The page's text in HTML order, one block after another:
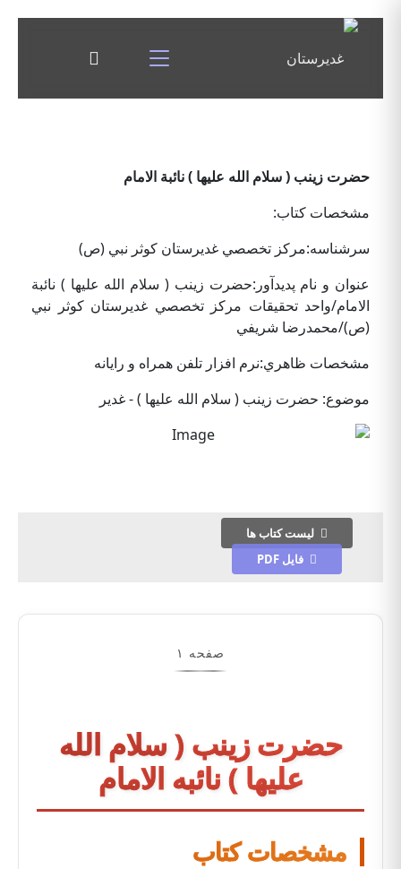
حضرت زينب ( سلام الله عليها ) نائبة الامام
مشخصات كتاب:
سرشناسه:مركز تخصصي غديرستان كوثر نبي (ص)
عنوان و نام پديدآور:حضرت زينب ( سلام الله عليها ) نائبة
الامام/واحد تحقيقات مركز تخصصي غديرستان كوثر نبي
(ص)/محمدرضا شريفي
مشخصات ظاهري:نرم افزار تلفن همراه و رايانه
موضوع: حضرت زينب ( سلام الله عليها ) - غدير
لیست کتاب ها
فایل PDF
صفحه ۱
حضرت زینب ( سلام الله
علیها ) نائبه الامام
مشخصات کتاب